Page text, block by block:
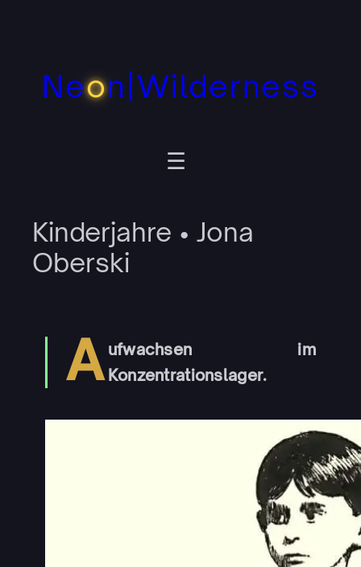
Neon|Wilderness
Kinderjahre • Jona
Oberski
A ufwachsen im
Konzentrationslager.